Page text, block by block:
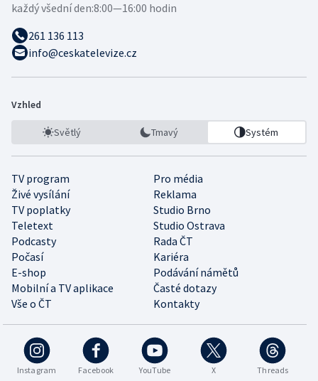
každý všední den:8:00—16:00 hodin
261 136 113
info@ceskatelevize.cz
Vzhled
Světlý Tmavý Systém
TV program
Pro média
Živé vysílání
Reklama
TV poplatky
Studio Brno
Teletext
Studio Ostrava
Podcasty
Rada ČT
Počasí
Kariéra
E-shop
Podávání námětů
Mobilní a TV aplikace
Časté dotazy
Vše o ČT
Kontakty
Instagram Facebook YouTube X Threads